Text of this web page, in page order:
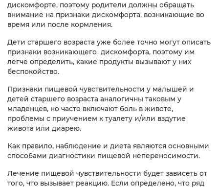
дискомфорте, поэтому родители должны обращать
внимание на признаки дискомфорта, возникающие во
время или после кормления.
Дети старшего возраста уже более точно могут описать
признаки возникающего дискомфорта, поэтому им
легче определить, какие продукты вызывают у них
беспокойство.
Признаки пищевой чувствительности у малышей и
детей старшего возраста аналогичны таковым у
младенцев, но часто включают боль в животе,
проблемы с приучением к туалету и/или вздутие
живота или диарею.
Как правило, наблюдение и диета являются основными
способами диагностики пищевой непереносимости.
Лечение пищевой чувствительности будет зависеть от
того, что вызывает реакцию. Если определено, что ряд